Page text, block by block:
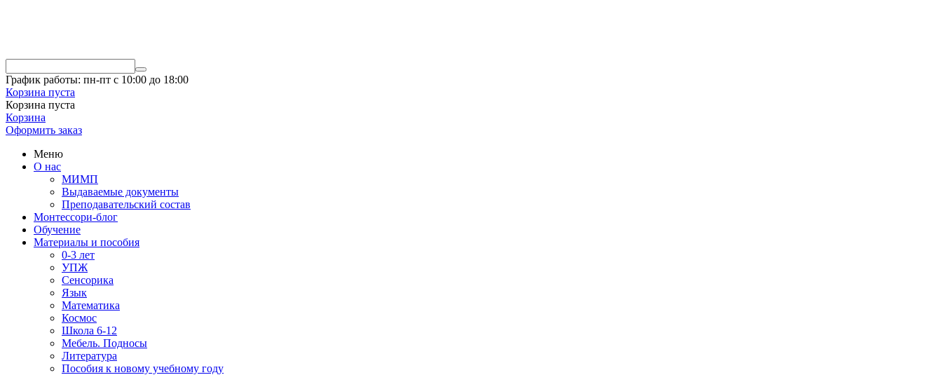
График работы: пн-пт с 10:00 до 18:00
Корзина пуста
Корзина пуста
Корзина
Оформить заказ
Меню
О нас
МИМП
Выдаваемые документы
Преподавательский состав
Монтессори-блог
Обучение
Материалы и пособия
0-3 лет
УПЖ
Сенсорика
Язык
Математика
Космос
Школа 6-12
Мебель. Подносы
Литература
Пособия к новому учебному году